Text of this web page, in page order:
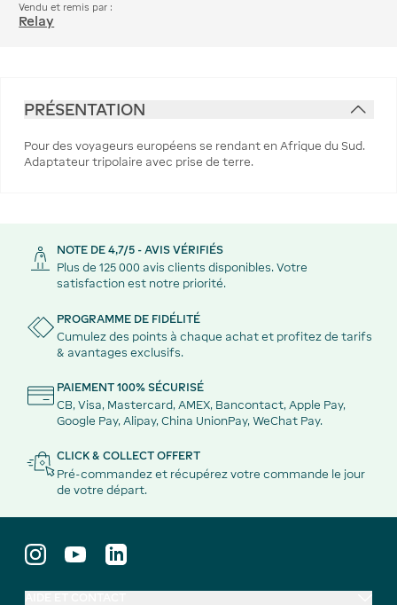
Vendu et remis par :
Relay
PRÉSENTATION
Pour des voyageurs européens se rendant en Afrique du Sud.
Adaptateur tripolaire avec prise de terre.
NOTE DE 4,7/5 - AVIS VÉRIFIÉS
Plus de 125 000 avis clients disponibles. Votre
satisfaction est notre priorité.
PROGRAMME DE FIDÉLITÉ
Cumulez des points à chaque achat et profitez de tarifs
& avantages exclusifs.
PAIEMENT 100% SÉCURISÉ
CB, Visa, Mastercard, AMEX, Bancontact, Apple Pay,
Google Pay, Alipay, China UnionPay, WeChat Pay.
CLICK & COLLECT OFFERT
Pré-commandez et récupérez votre commande le jour
de votre départ.